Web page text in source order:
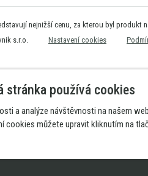
nejnižší cenu, za kterou byl produkt
s.r.o.
Nastavení cookies
stránka používá cookies
a analýze návštěvnosti na našem
cookies můžete upravit kliknutím na